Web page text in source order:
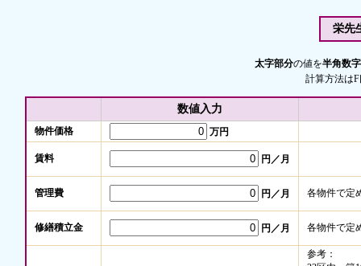
栄先
太字部分の値を半角数字
計算方法は
数値入力
物件価格 万円
賃料 円／月
管理費 円／月 各物件で定
修繕積立金 円／月 各物件で定
参考：